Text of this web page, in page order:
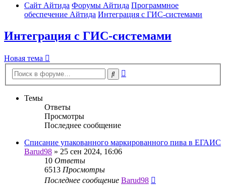
Сайт Айтида Форумы Айтида Программное
обеспечение Айтида Интеграция с ГИС-системами
Интеграция с ГИС-системами
Новая тема
Поиск
Темы
Ответы
Просмотры
Последнее сообщение
Списание упакованного маркированного пива в ЕГАИС
Barud98 » 25 сен 2024, 16:06
10 Ответы
6513 Просмотры
Последнее сообщение Barud98